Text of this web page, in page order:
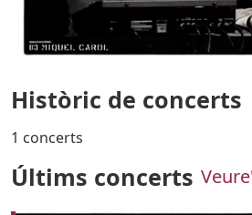
Històric de concerts
1 concerts
Últims concerts